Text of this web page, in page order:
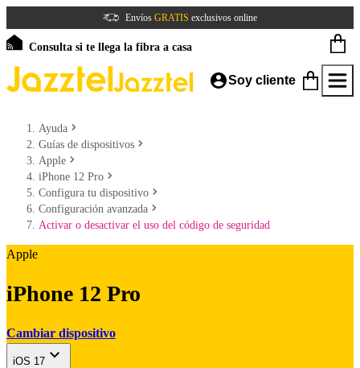
Envíos GRATIS exclusivos online
Consulta si te llega la fibra a casa
Soy cliente
Ayuda
Guías de dispositivos
Apple
iPhone 12 Pro
Configura tu dispositivo
Configuración avanzada
Activar o desactivar el uso del código de seguridad
Apple
iPhone 12 Pro
Cambiar dispositivo
iOS 17